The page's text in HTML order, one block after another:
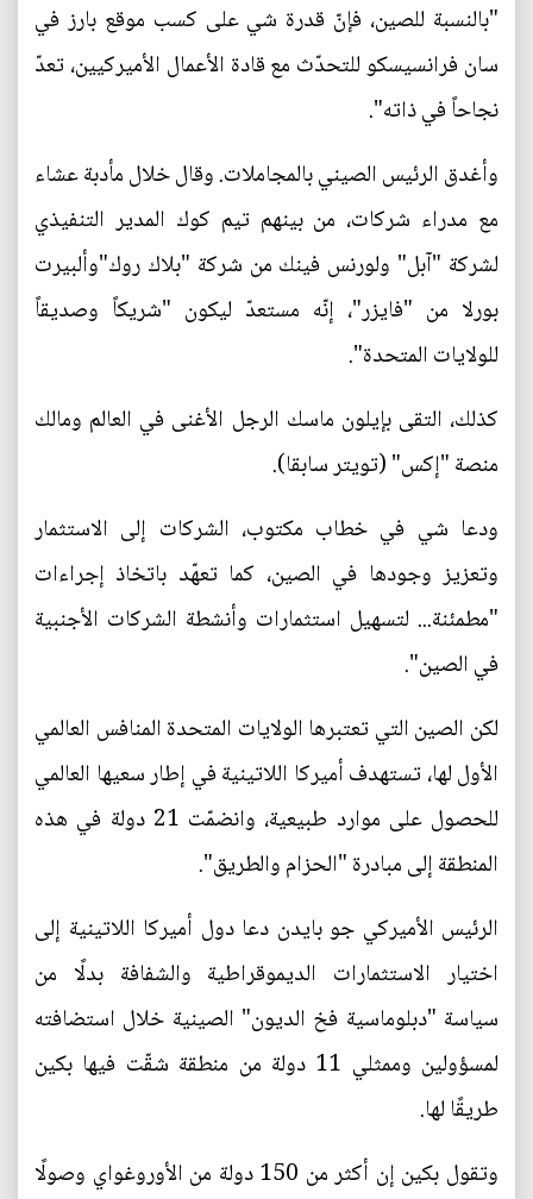
"بالنسبة للصين، فإنّ قدرة شي على كسب موقع بارز في
سان فرانسيسكو للتحدّث مع قادة الأعمال الأميركيين، تعدّ
نجاحاً في ذاته".
وأغدق الرئيس الصيني بالمجاملات. وقال خلال مأدبة عشاء
مع مدراء شركات، من بينهم تيم كوك المدير التنفيذي
لشركة "آبل" ولورنس فينك من شركة "بلاك روك"وألبيرت
بورلا من "فايزر"، إنّه مستعدّ ليكون "شريكاً وصديقاً
للولايات المتحدة".
كذلك، التقى بإيلون ماسك الرجل الأغنى في العالم ومالك
منصة "إكس" (تويتر سابقا).
ودعا شي في خطاب مكتوب، الشركات إلى الاستثمار
وتعزيز وجودها في الصين، كما تعهّد باتخاذ إجراءات
"مطمئنة... لتسهيل استثمارات وأنشطة الشركات الأجنبية
في الصين".
لكن الصين التي تعتبرها الولايات المتحدة المنافس العالمي
الأول لها، تستهدف أميركا اللاتينية في إطار سعيها العالمي
للحصول على موارد طبيعية، وانضمّت 21 دولة في هذه
المنطقة إلى مبادرة "الحزام والطريق".
الرئيس الأميركي جو بايدن دعا دول أميركا اللاتينية إلى
اختيار الاستثمارات الديموقراطية والشفافة بدلًا من
سياسة "دبلوماسية فخ الديون" الصينية خلال استضافته
لمسؤولين وممثلي 11 دولة من منطقة شقّت فيها بكين
طريقًا لها.
وتقول بكين إن أكثر من 150 دولة من الأوروغواي وصولًا